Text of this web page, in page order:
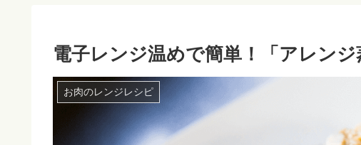
電子レンジ温めで簡単！「アレン
お肉のレンジレシピ